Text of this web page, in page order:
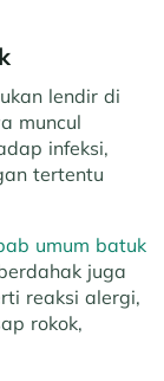
lendir di
muncul
infeksi,
tertentu
umum batuk
juga
reaksi alergi,
rokok,